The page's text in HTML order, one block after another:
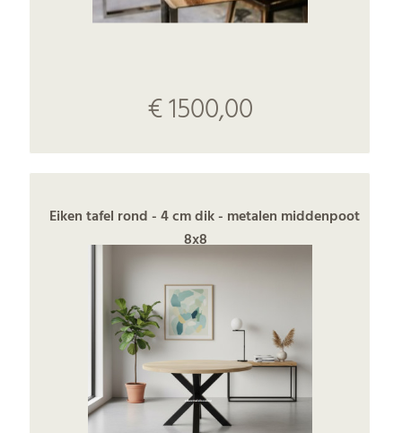
€ 1500,00
Eiken tafel rond - 4 cm dik - metalen middenpoot
8x8